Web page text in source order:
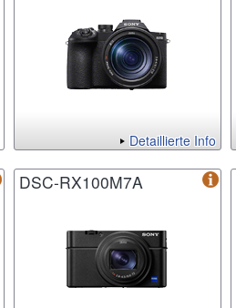
Detaillierte Info
DSC-RX100M7A